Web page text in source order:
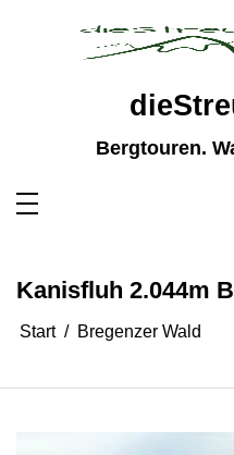
Bergtouren.
Kanisfluh 2.044m
Start Bregenzer Wald